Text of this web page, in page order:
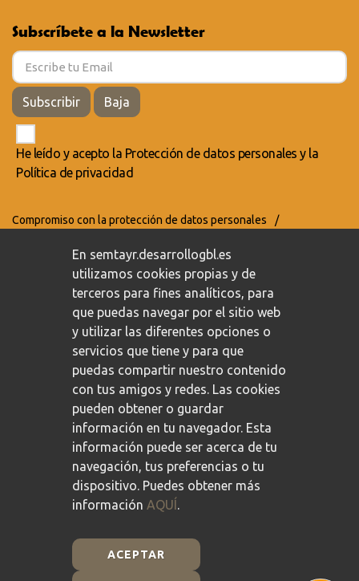
Subscríbete a la Newsletter
Subscribir Baja
He leído y acepto la Protección de datos personales y la
Política de privacidad
Compromiso con la protección de datos personales
/
En semtayr.desarrollogbl.es
utilizamos cookies propias y de
terceros para fines analíticos, para
que puedas navegar por el sitio web
y utilizar las diferentes opciones o
servicios que tiene y para que
puedas compartir nuestro contenido
con tus amigos y redes. Las cookies
pueden obtener o guardar
información en tu navegador. Esta
información puede ser acerca de tu
navegación, tus preferencias o tu
dispositivo. Puedes obtener más
información AQUÍ.
ACEPTAR